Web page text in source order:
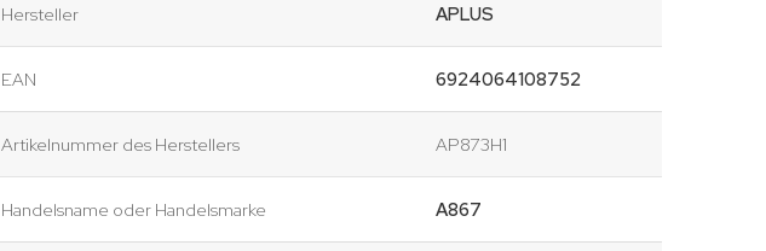
Hersteller APLUS
EAN 6924064108752
Artikelnummer des Herstellers AP873H1
Handelsname oder Handelsmarke A867